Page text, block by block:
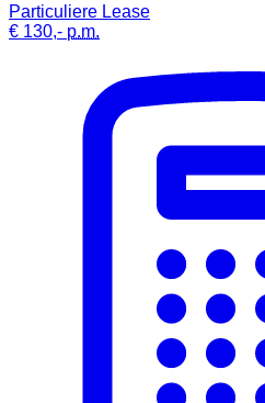
Particuliere Lease
€ 130,- p.m.